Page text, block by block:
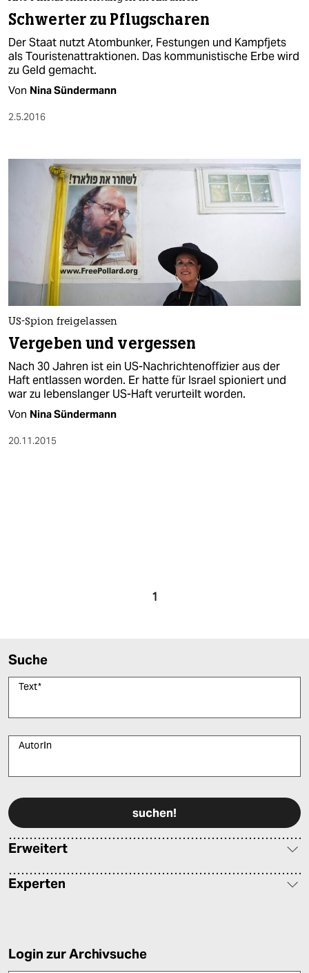
wahrheit
verlag
verlag
fragen & hilfe
unterstützen
genossenschaft
Schwerter zu Pflugscharen
Der Staat nutzt Atombunker, Festungen und Kampfjets
als Touristenattraktionen. Das kommunistische Erbe wird
zu Geld gemacht.
Von Nina Sündermann
2.5.2016
US-Spion freigelassen
Vergeben und vergessen
Nach 30 Jahren ist ein US-Nachrichtenoffizier aus der
Haft entlassen worden. Er hatte für Israel spioniert und
war zu lebenslanger US-Haft verurteilt worden.
Von Nina Sündermann
20.11.2015
1
Suche
Text*
AutorIn
Erweitert
Experten
Login zur Archivsuche